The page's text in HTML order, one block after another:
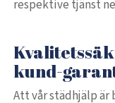
respektive tjänst
kund-
Att vår städhjälp